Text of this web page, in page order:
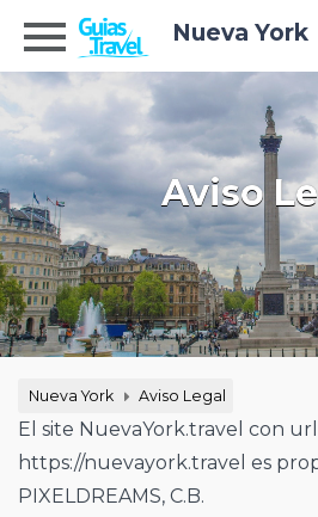
Nueva York
Aviso
Nueva York Aviso Legal
El site NuevaYork.travel con url
https://nuevayork.travel es
PIXELDREAMS, C.B.